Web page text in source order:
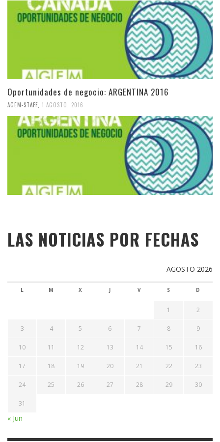
Oportunidades de negocio: ARGENTINA 2016
AGEM-STAFF, 1 AGOSTO, 2016
LAS NOTICIAS POR FECHAS
AGOSTO 2026
L M X J V S D
1 2
3 4 5 6 7 8 9
10 11 12 13 14 15 16
17 18 19 20 21 22 23
24 25 26 27 28 29 30
31
« Jun